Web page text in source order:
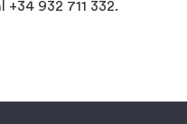
+34 932 711 332.